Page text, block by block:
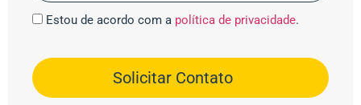
Estou de acordo com a política de privacidade.
Solicitar Contato